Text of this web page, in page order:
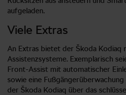
aufgeladen.
Viele Extras
An Extras bietet der Škoda Kodiaq
Assistenzsysteme. Exemplarisch
Front-Assist mit automatischer
sowie eine
der Škoda Kodiaq über das